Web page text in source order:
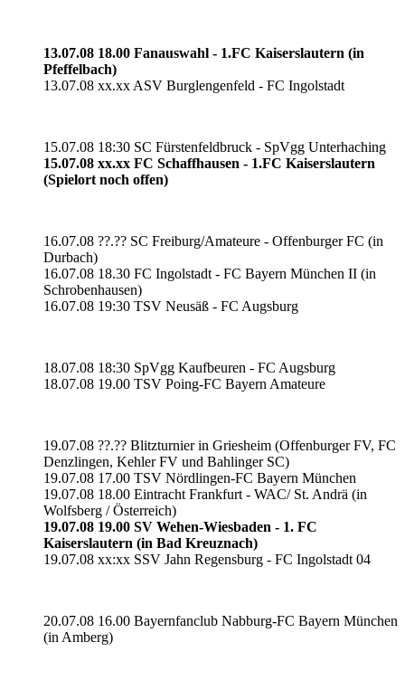
13.07.08 18.00 Fanauswahl - 1.FC Kaiserslautern (in
Pfeffelbach)
13.07.08 xx.xx ASV Burglengenfeld - FC Ingolstadt
15.07.08 18:30 SC Fürstenfeldbruck - SpVgg Unterhaching
15.07.08 xx.xx FC Schaffhausen - 1.FC Kaiserslautern
(Spielort noch offen)
16.07.08 ??.?? SC Freiburg/Amateure - Offenburger FC (in
Durbach)
16.07.08 18.30 FC Ingolstadt - FC Bayern München II (in
Schrobenhausen)
16.07.08 19:30 TSV Neusäß - FC Augsburg
18.07.08 18:30 SpVgg Kaufbeuren - FC Augsburg
18.07.08 19.00 TSV Poing-FC Bayern Amateure
19.07.08 ??.?? Blitzturnier in Griesheim (Offenburger FV, FC
Denzlingen, Kehler FV und Bahlinger SC)
19.07.08 17.00 TSV Nördlingen-FC Bayern München
19.07.08 18.00 Eintracht Frankfurt - WAC/ St. Andrä (in
Wolfsberg / Österreich)
19.07.08 19.00 SV Wehen-Wiesbaden - 1. FC
Kaiserslautern (in Bad Kreuznach)
19.07.08 xx:xx SSV Jahn Regensburg - FC Ingolstadt 04
20.07.08 16.00 Bayernfanclub Nabburg-FC Bayern München
(in Amberg)